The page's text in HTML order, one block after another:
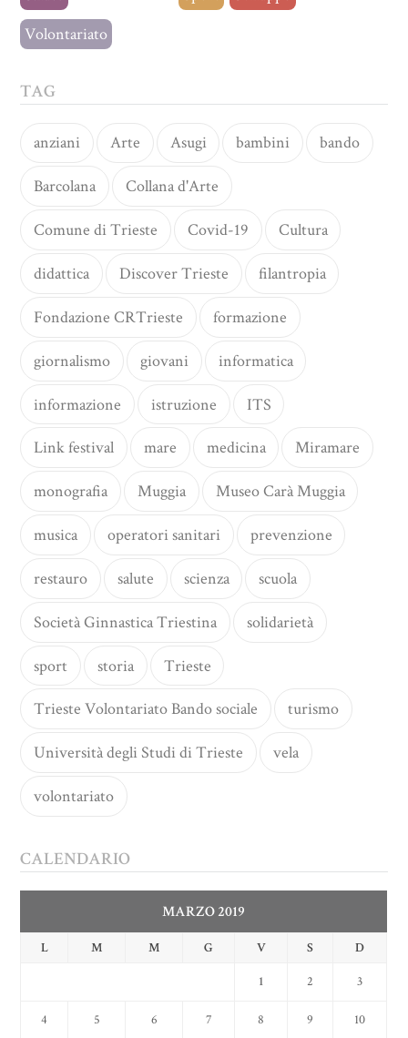
Volontariato
TAG
anziani Arte Asugi bambini bando
Barcolana Collana d'Arte
Comune di Trieste Covid-19 Cultura
didattica Discover Trieste filantropia
Fondazione CRTrieste formazione
giornalismo giovani informatica
informazione istruzione ITS
Link festival mare medicina Miramare
monografia Muggia Museo Carà Muggia
musica operatori sanitari prevenzione
restauro salute scienza scuola
Società Ginnastica Triestina solidarietà
sport storia Trieste
Trieste Volontariato Bando sociale turismo
Università degli Studi di Trieste vela
volontariato
CALENDARIO
MARZO 2019
L M M G V S D
1 2 3
4 5 6 7 8 9 10